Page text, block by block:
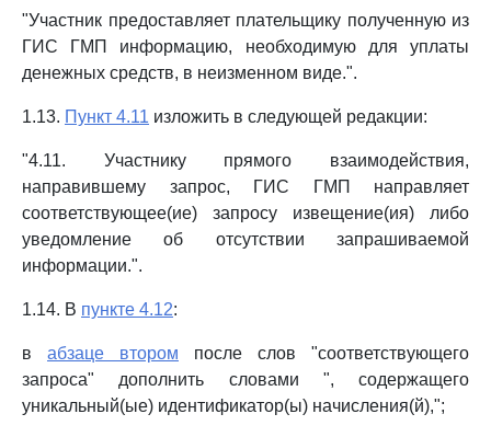
"Участник предоставляет плательщику полученную из
ГИС ГМП информацию, необходимую для уплаты
денежных средств, в неизменном виде.".
1.13. Пункт 4.11 изложить в следующей редакции:
"4.11. Участнику прямого взаимодействия,
направившему запрос, ГИС ГМП направляет
соответствующее(ие) запросу извещение(ия) либо
уведомление об отсутствии запрашиваемой
информации.".
1.14. В пункте 4.12:
в абзаце втором после слов "соответствующего
запроса" дополнить словами ", содержащего
уникальный(ые) идентификатор(ы) начисления(й),";